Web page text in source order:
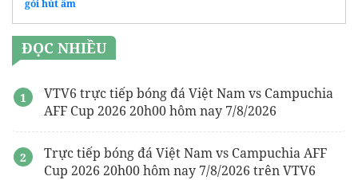
gói hút ẩm
ĐỌC NHIỀU
VTV6 trực tiếp bóng đá Việt Nam vs Campuchia
AFF Cup 2026 20h00 hôm nay 7/8/2026
Trực tiếp bóng đá Việt Nam vs Campuchia AFF
Cup 2026 20h00 hôm nay 7/8/2026 trên VTV6